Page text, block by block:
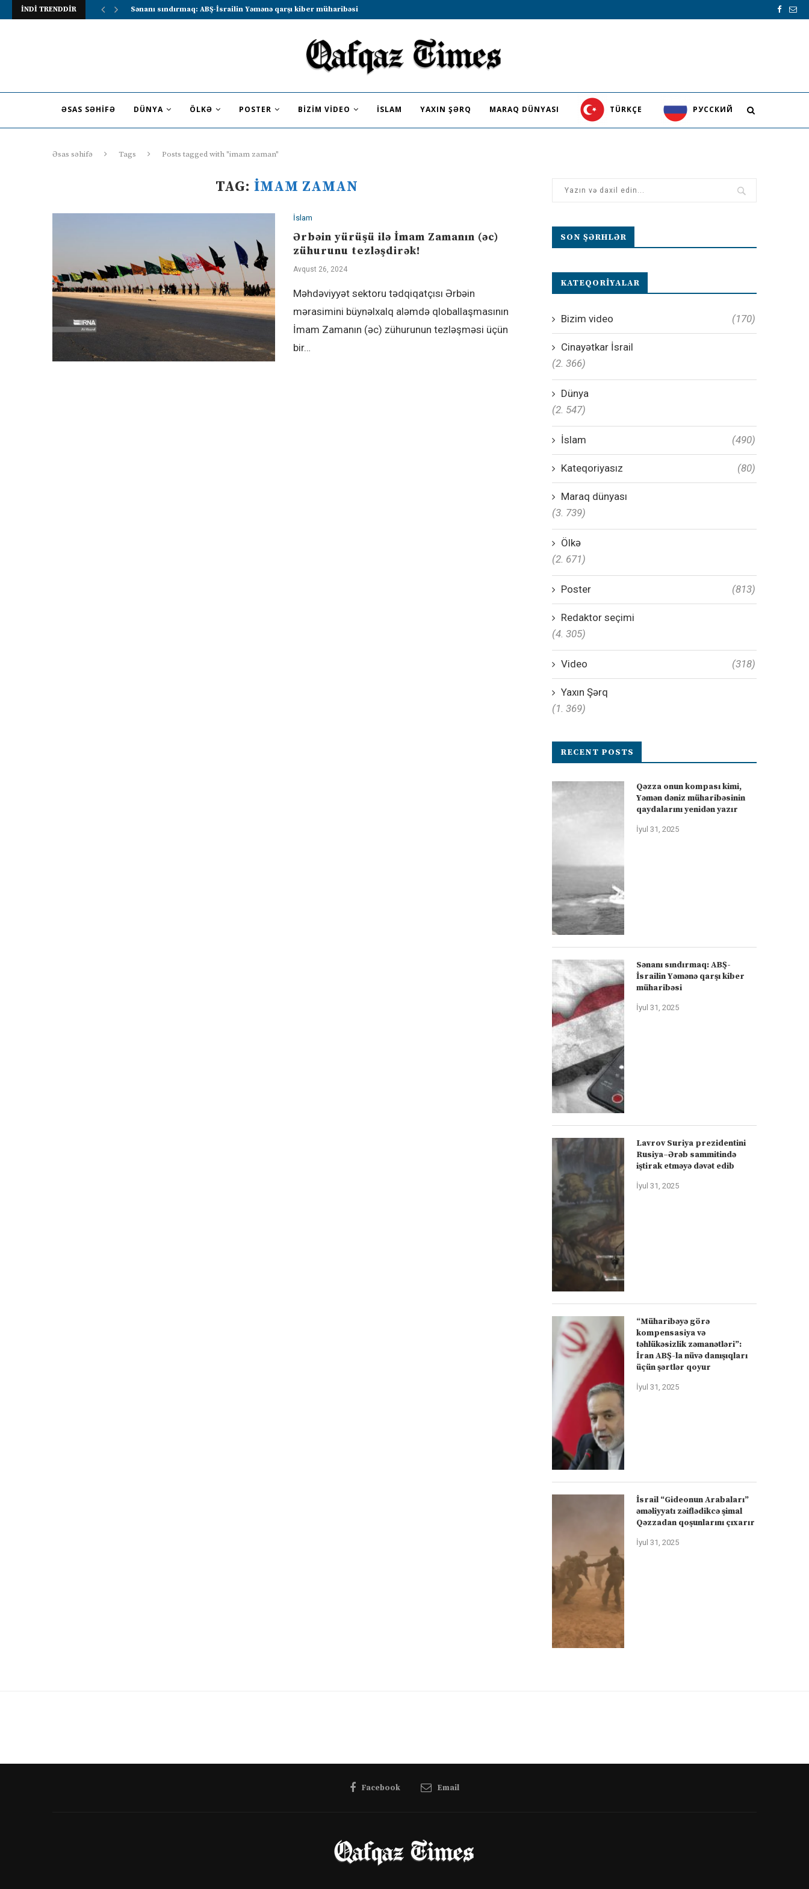
İNDİ TRENDDİR
Lavrov Suriya prezidentini Rusiya–Ərəb sammitində iştirak etməyə dəvət...
ƏSAS SƏHIFƏ DÜNYA ÖLKƏ POSTER BIZIM VIDEO İSLAM YAXIN ŞƏRQ MARAQ DÜNYASI TÜRKÇE PУССКИЙ
Əsas səhifə Tags Posts tagged with "imam zaman"
TAG:IMAM ZAMAN
İslam
Ərbəin yürüşü ilə İmam Zamanın (əc)
zühurunu tezləşdirək!
Avqust 26, 2024
Məhdəviyyət sektoru tədqiqatçısı Ərbəin
mərasimini büynəlxalq aləmdə qloballaşmasının
İmam Zamanın (əc) zühurunun tezləşməsi üçün
bir…
SON ŞƏRHLƏR
KATEQORIYALAR
Bizim video (170)
Cinayətkar İsrail
(2. 366)
Dünya
(2. 547)
İslam (490)
Kateqoriyasız (80)
Maraq dünyası
(3. 739)
Ölkə
(2. 671)
Poster (813)
Redaktor seçimi
(4. 305)
Video (318)
Yaxın Şərq
(1. 369)
RECENT POSTS
Qəzza onun kompası kimi,
Yəmən dəniz müharibəsinin
qaydalarını yenidən yazır
İyul 31, 2025
Sənanı sındırmaq: ABŞ-
İsrailin Yəmənə qarşı kiber
müharibəsi
İyul 31, 2025
Lavrov Suriya prezidentini
Rusiya–Ərəb sammitində
iştirak etməyə dəvət edib
İyul 31, 2025
“Müharibəyə görə
kompensasiya və
təhlükəsizlik zəmanətləri”:
İran ABŞ-la nüvə danışıqları
üçün şərtlər qoyur
İyul 31, 2025
İsrail “Gideonun Arabaları”
əməliyyatı zəiflədikcə şimal
Qəzzadan qoşunlarını çıxarır
İyul 31, 2025
Facebook Email